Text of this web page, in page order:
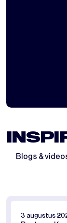
Blogs &
3 augustus